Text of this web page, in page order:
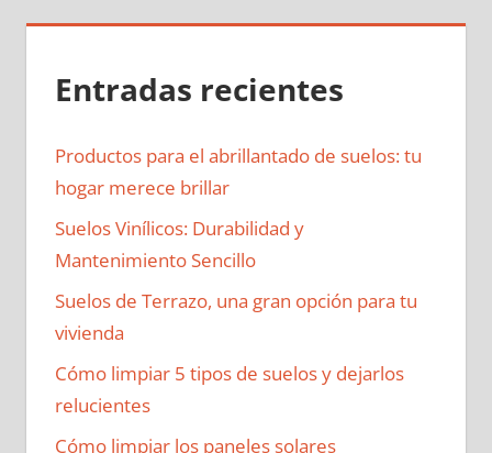
Entradas recientes
Productos para el abrillantado de suelos: tu
hogar merece brillar
Suelos Vinílicos: Durabilidad y
Mantenimiento Sencillo
Suelos de Terrazo, una gran opción para tu
vivienda
Cómo limpiar 5 tipos de suelos y dejarlos
relucientes
Cómo limpiar los paneles solares